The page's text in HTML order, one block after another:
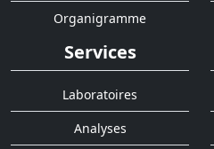
Organigramme
Services
Laboratoires
Analyses